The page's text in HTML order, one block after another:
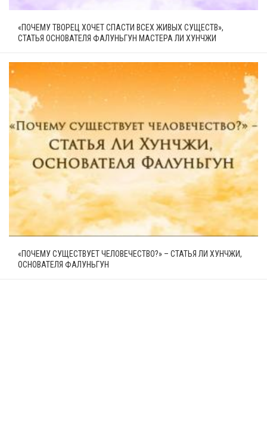
«ПОЧЕМУ ТВОРЕЦ ХОЧЕТ СПАСТИ ВСЕХ ЖИВЫХ СУЩЕСТВ»,
СТАТЬЯ ОСНОВАТЕЛЯ ФАЛУНЬГУН МАСТЕРА ЛИ ХУНЧЖИ
«ПОЧЕМУ СУЩЕСТВУЕТ ЧЕЛОВЕЧЕСТВО?» – СТАТЬЯ ЛИ ХУНЧЖИ,
ОСНОВАТЕЛЯ ФАЛУНЬГУН